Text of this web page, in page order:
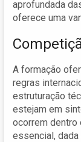
aprofundada
oferece uma
A formação
regras
estruturação
estejam em
ocorrem dentro
essencial,